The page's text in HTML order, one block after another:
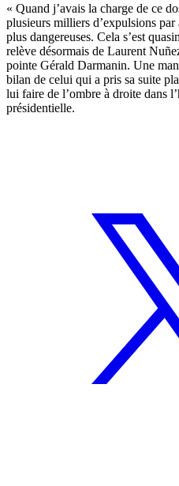
« Quand j’avais la charge de ce
plusieurs milliers d’expulsions
plus dangereuses. Cela s’est
relève désormais de Laurent
pointe Gérald Darmanin. Une
bilan de celui qui a pris sa suite
lui faire de l’ombre à droite dans
présidentielle.